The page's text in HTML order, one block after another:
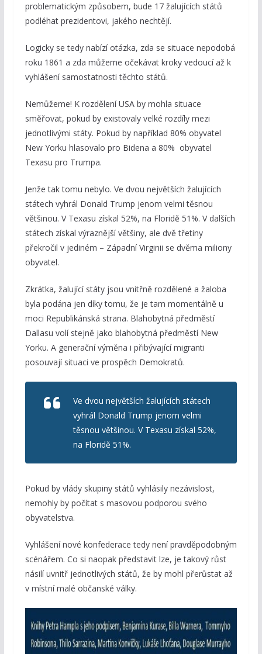
problematickým způsobem, bude 17 žalujících států
podléhat prezidentovi, jakého nechtějí.
Logicky se tedy nabízí otázka, zda se situace nepodobá
roku 1861 a zda můžeme očekávat kroky vedoucí až k
vyhlášení samostatnosti těchto států.
Nemůžeme! K rozdělení USA by mohla situace
směřovat, pokud by existovaly velké rozdíly mezi
jednotlivými státy. Pokud by například 80% obyvatel
New Yorku hlasovalo pro Bidena a 80% obyvatel
Texasu pro Trumpa.
Jenže tak tomu nebylo. Ve dvou největších žalujících
státech vyhrál Donald Trump jenom velmi těsnou
většinou. V Texasu získal 52%, na Floridě 51%. V dalších
státech získal výraznější většiny, ale dvě třetiny
překročil v jediném – Západní Virginii se dvěma miliony
obyvatel.
Zkrátka, žalující státy jsou vnitřně rozdělené a žaloba
byla podána jen díky tomu, že je tam momentálně u
moci Republikánská strana. Blahobytná předměstí
Dallasu volí stejně jako blahobytná předměstí New
Yorku. A generační výměna i přibývající migranti
posouvají situaci ve prospěch Demokratů.
Ve dvou největších žalujících státech
vyhrál Donald Trump jenom velmi
těsnou většinou. V Texasu získal 52%,
na Floridě 51%.
Pokud by vlády skupiny států vyhlásily nezávislost,
nemohly by počítat s masovou podporou svého
obyvatelstva.
Vyhlášení nové konfederace tedy není pravděpodobným
scénářem. Co si naopak představit lze, je takový růst
násilí uvnitř jednotlivých států, že by mohl přerůstat až
v místní malé občanské války.